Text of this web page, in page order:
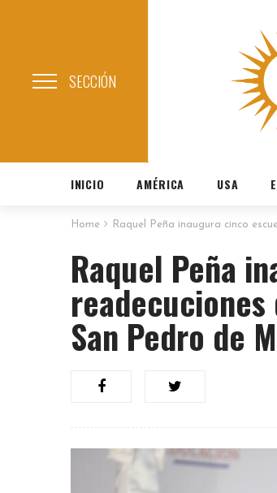
SECCIÓN
INICIO AMÉRICA USA
Home Raquel Peña inaugura cinco
Raquel Peña
readecuciones
San Pedro de